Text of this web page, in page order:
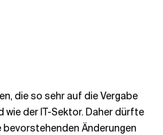
die so sehr auf die Vergabe
wie der IT-Sektor. Daher dürfte
Änderungen